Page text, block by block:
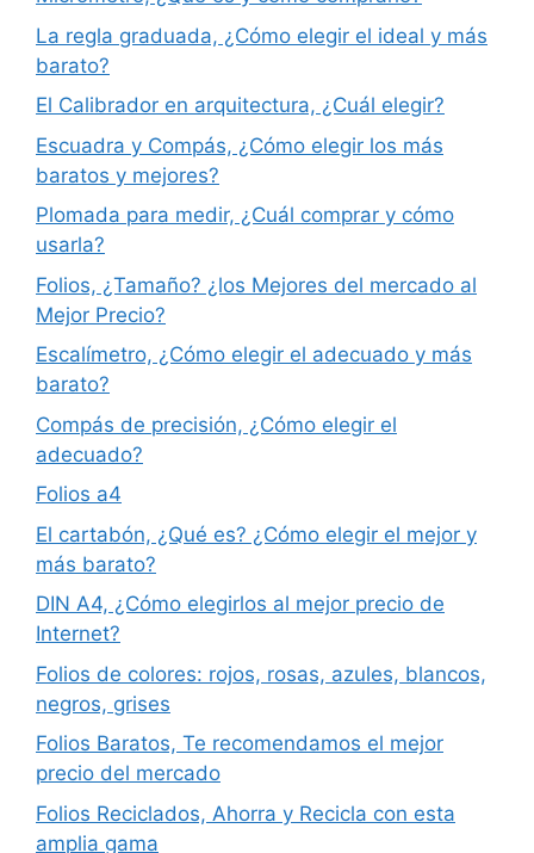
La regla graduada, ¿Cómo elegir el ideal y más
barato?
El Calibrador en arquitectura, ¿Cuál elegir?
Escuadra y Compás, ¿Cómo elegir los más
baratos y mejores?
Plomada para medir, ¿Cuál comprar y cómo
usarla?
Folios, ¿Tamaño? ¿los Mejores del mercado al
Mejor Precio?
Escalímetro, ¿Cómo elegir el adecuado y más
barato?
Compás de precisión, ¿Cómo elegir el
adecuado?
Folios a4
El cartabón, ¿Qué es? ¿Cómo elegir el mejor y
más barato?
DIN A4, ¿Cómo elegirlos al mejor precio de
Internet?
Folios de colores: rojos, rosas, azules, blancos,
negros, grises
Folios Baratos, Te recomendamos el mejor
precio del mercado
Folios Reciclados, Ahorra y Recicla con esta
amplia gama